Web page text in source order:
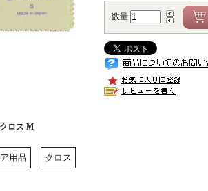
数量
ロス M
用品 クロス